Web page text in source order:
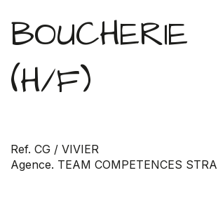
BOUCHERIE
(H/F)
Ref. CG / VIVIER
Agence. TEAM COMPETENCES